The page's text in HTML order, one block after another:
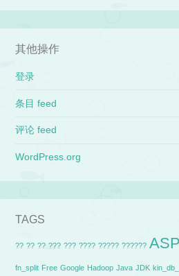
其他操作
登录
条目 feed
评论 feed
WordPress.org
TAGS
?? ?? ?? ??? ??? ???? ????? ?????? ASP
fn_split Free Google Hadoop Java JDK